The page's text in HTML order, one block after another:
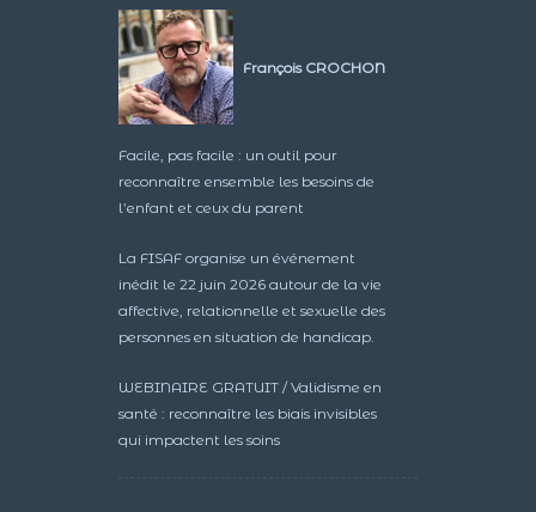
François CROCHON
Facile, pas facile : un outil pour
reconnaître ensemble les besoins de
l’enfant et ceux du parent
La FISAF organise un événement
inédit le 22 juin 2026 autour de la vie
affective, relationnelle et sexuelle des
personnes en situation de handicap.
WEBINAIRE GRATUIT / Validisme en
santé : reconnaître les biais invisibles
qui impactent les soins